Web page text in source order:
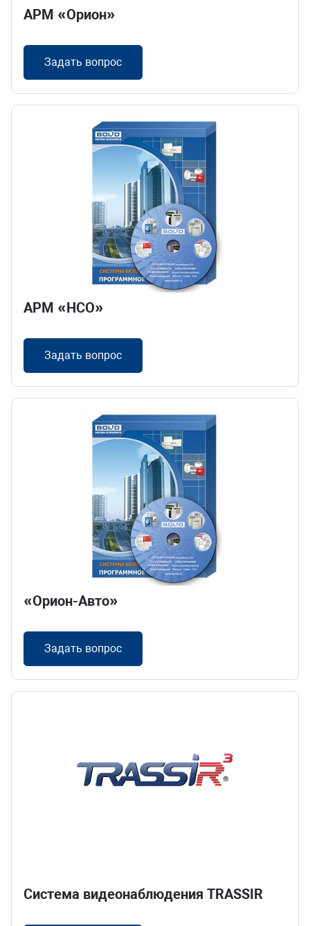
Складская логистика
Открыть платную парковку
Наполнить офис
HoReCa
АРМ «Орион»
Задать вопрос
АРМ «НСО»
Задать вопрос
«Орион-Авто»
Задать вопрос
Система видеонаблюдения TRASSIR